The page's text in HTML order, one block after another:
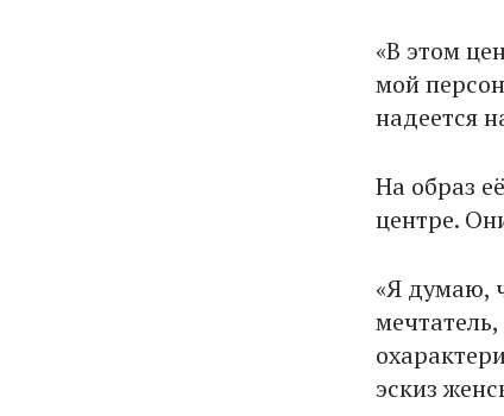
«В этом
мой
надеется
На образ
центре.
«Я думаю,
эскиз